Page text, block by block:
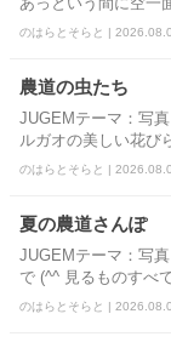
のはらとそらと |
農道の虫たち
JUGEMテーマ：
ルガオの美しい花
のはらとそらと |
夏の農道さんぽ
JUGEMテーマ：
で (^^ 見るものすべ
のはらとそらと |